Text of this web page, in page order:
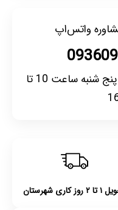
واتس‌اپ
ساعت کاری شنبه تا پنج شنبه ساعت 10 تا
روز کاری شهرستان